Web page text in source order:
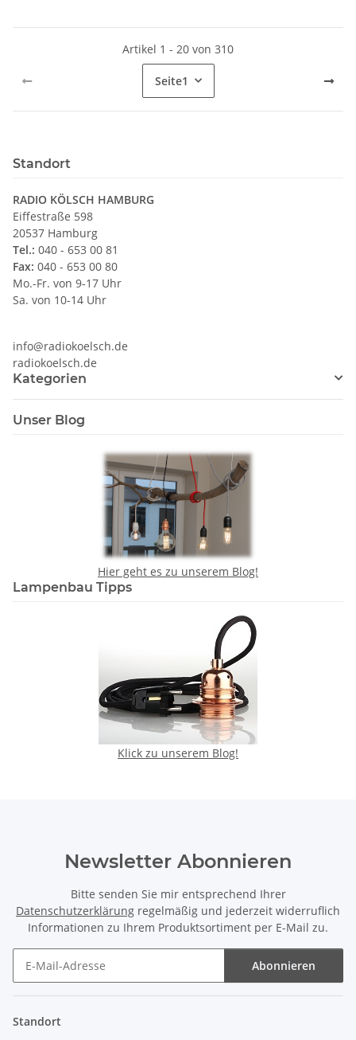
Artikel 1 - 20 von 310
Seite1
Standort
RADIO KÖLSCH HAMBURG
Eiffestraße 598
20537 Hamburg
Tel.: 040 - 653 00 81
Fax: 040 - 653 00 80
Mo.-Fr. von 9-17 Uhr
Sa. von 10-14 Uhr
info@radiokoelsch.de
radiokoelsch.de
Kategorien
Unser Blog
Hier geht es zu unserem Blog!
Lampenbau Tipps
Klick zu unserem Blog!
Newsletter Abonnieren
Bitte senden Sie mir entsprechend Ihrer
Datenschutzerklärung regelmäßig und jederzeit widerruflich
Informationen zu Ihrem Produktsortiment per E-Mail zu.
Abonnieren
Standort